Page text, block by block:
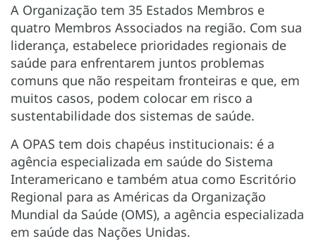
A Organização tem 35 Estados Membros e
quatro Membros Associados na região. Com sua
liderança, estabelece prioridades regionais de
saúde para enfrentarem juntos problemas
comuns que não respeitam fronteiras e que, em
muitos casos, podem colocar em risco a
sustentabilidade dos sistemas de saúde.
A OPAS tem dois chapéus institucionais: é a
agência especializada em saúde do Sistema
Interamericano e também atua como Escritório
Regional para as Américas da Organização
Mundial da Saúde (OMS), a agência especializada
em saúde das Nações Unidas.